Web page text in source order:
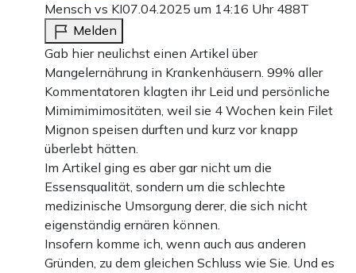
Mensch vs KI07.04.2025 um 14:16 Uhr 488T
Melden
Gab hier neulichst einen Artikel über
Mangelernährung in Krankenhäusern. 99% aller
Kommentatoren klagten ihr Leid und persönliche
Mimimimimositäten, weil sie 4 Wochen kein Filet
Mignon speisen durften und kurz vor knapp
überlebt hätten.
Im Artikel ging es aber gar nicht um die
Essensqualität, sondern um die schlechte
medizinische Umsorgung derer, die sich nicht
eigenständig ernären können.
Insofern komme ich, wenn auch aus anderen
Gründen, zu dem gleichen Schluss wie Sie. Und es